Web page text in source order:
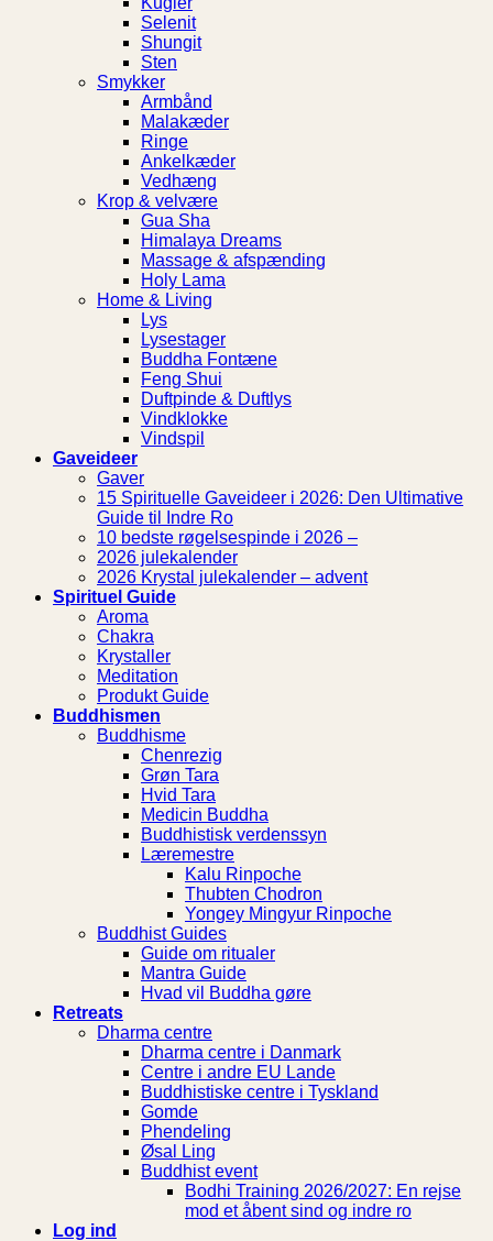
Selenit
Shungit
Sten
Smykker
Armbånd
Malakæder
Ringe
Ankelkæder
Vedhæng
Krop & velvære
Gua Sha
Himalaya Dreams
Massage & afspænding
Holy Lama
Home & Living
Lys
Lysestager
Buddha Fontæne
Feng Shui
Duftpinde & Duftlys
Vindklokke
Vindspil
Gaveideer
Gaver
15 Spirituelle Gaveideer i 2026: Den Ultimative
Guide til Indre Ro
10 bedste røgelsespinde i 2026 –
2026 julekalender
2026 Krystal julekalender – advent
Spirituel Guide
Aroma
Chakra
Krystaller
Meditation
Produkt Guide
Buddhismen
Buddhisme
Chenrezig
Grøn Tara
Hvid Tara
Medicin Buddha
Buddhistisk verdenssyn
Læremestre
Kalu Rinpoche
Thubten Chodron
Yongey Mingyur Rinpoche
Buddhist Guides
Guide om ritualer
Mantra Guide
Hvad vil Buddha gøre
Retreats
Dharma centre
Dharma centre i Danmark
Centre i andre EU Lande
Buddhistiske centre i Tyskland
Gomde
Phendeling
Øsal Ling
Buddhist event
Bodhi Training 2026/2027: En rejse
mod et åbent sind og indre ro
Log ind